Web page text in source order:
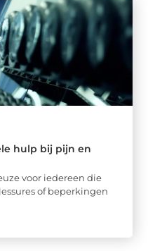
hulp bij pijn en
voor iedereen die
of beperkingen